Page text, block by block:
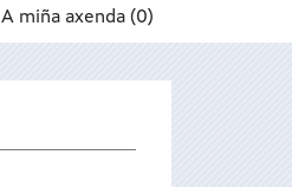
A miña axenda (0)